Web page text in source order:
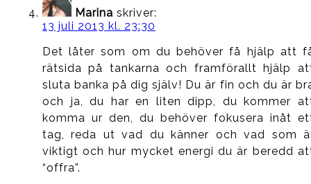
Marina skriver:
13 juli 2013 kl. 23:30
Det låter som om du behöver få hjälp att
rätsida på tankarna och framförallt hjälp
sluta banka på dig själv! Du är fin och du är
och ja, du har en liten dipp, du kommer
komma ur den, du behöver fokusera inåt
tag, reda ut vad du känner och vad som
viktigt och hur mycket energi du är beredd
“offra”.